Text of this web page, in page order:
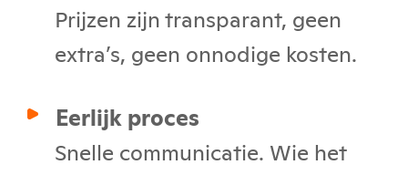
Prijzen zijn transparant, geen
extra’s, geen onnodige kosten.
Eerlijk proces
Snelle communicatie. Wie het